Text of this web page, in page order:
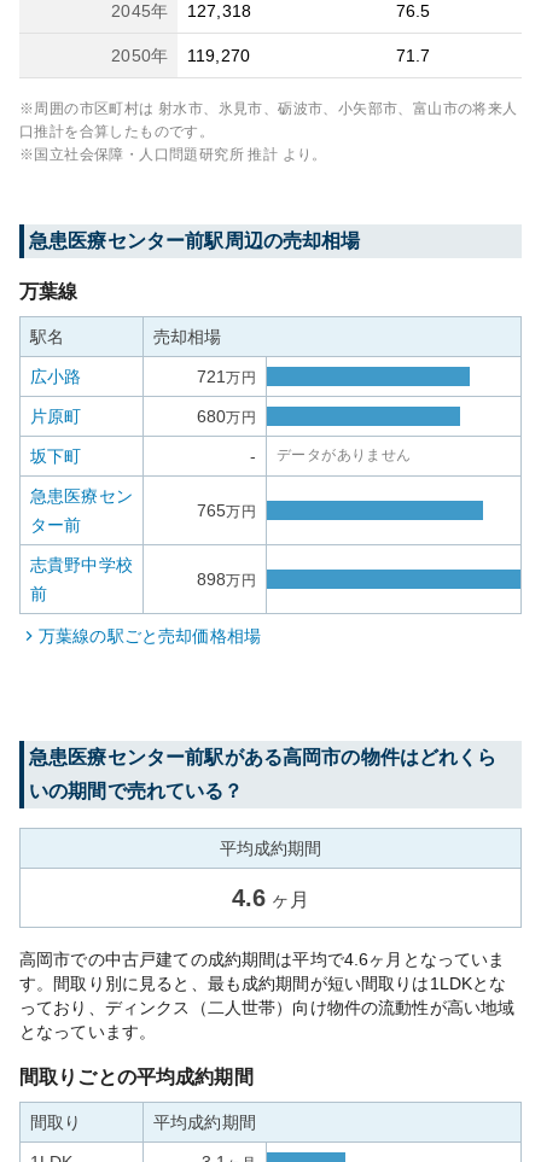
2045年 127,318 76.5
2050年 119,270 71.7
※周囲の市区町村は 射水市、氷見市、砺波市、小矢部市、富山市の将来人
口推計を合算したものです。
※国立社会保障・人口問題研究所 推計 より。
急患医療センター前駅周辺の売却相場
万葉線
駅名 売却相場
広小路 721万円
片原町 680万円
坂下町 - データがありません
急患医療セン
ター前
765万円
志貴野中学校
前
898万円
万葉線の駅ごと売却価格相場
急患医療センター前駅がある高岡市の物件はどれくら
いの期間で売れている？
平均成約期間
4.6 ヶ月
高岡市での中古戸建ての成約期間は平均で4.6ヶ月となっていま
す。間取り別に見ると、最も成約期間が短い間取りは1LDKとな
っており、ディンクス（二人世帯）向け物件の流動性が高い地域
となっています。
間取りごとの平均成約期間
間取り 平均成約期間